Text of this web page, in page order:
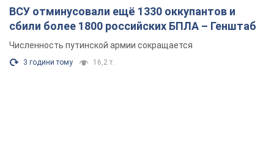
ВСУ отминусовали ещё 1330 оккупантов и
сбили более 1800 российских БПЛА – Генштаб
Численность путинской армии сокращается
3 години тому 16,2 т.